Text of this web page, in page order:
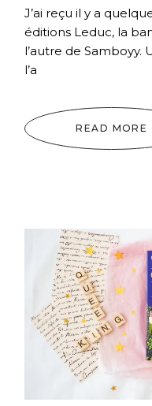
J’ai reçu il y a
éditions Leduc, la
l’autre de
l’a
READ MORE